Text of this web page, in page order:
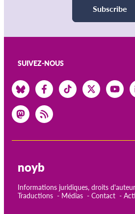
Subscribe
SUIVEZ-NOUS
noyb
Informations juridiques, droits
Traductions
Médias Contact